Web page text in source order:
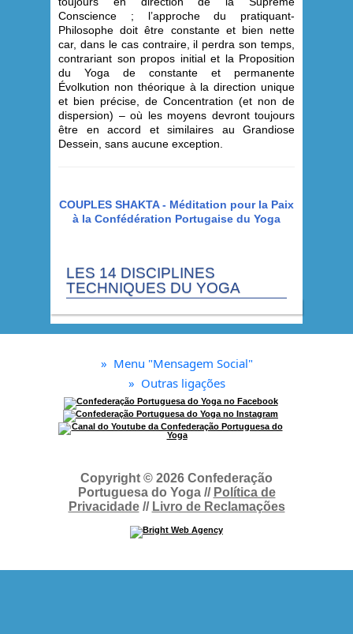
Conscience ; l’approche du pratiquant-
Philosophe doit être constante et bien nette
car, dans le cas contraire, il perdra son temps,
contrariant son propos initial et la Proposition
du Yoga de constante et permanente
Évolkution non théorique à la direction unique
et bien précise, de Concentration (et non de
dispersion) – où les moyens devront toujours
être en accord et similaires au Grandiose
Dessein, sans aucune exception.
COUPLES SHAKTA - Méditation pour la Paix
à la Confédération Portugaise du Yoga
LES 14 DISCIPLINES
TECHNIQUES DU YOGA
» Menu "Mensagem Social"
» Outras ligações
Copyright © 2026 Confederação
Portuguesa do Yoga // Política de
Privacidade// Livro de Reclamações